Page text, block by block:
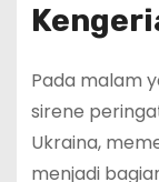
Pada malam
sirene
Ukraina,
menjadi